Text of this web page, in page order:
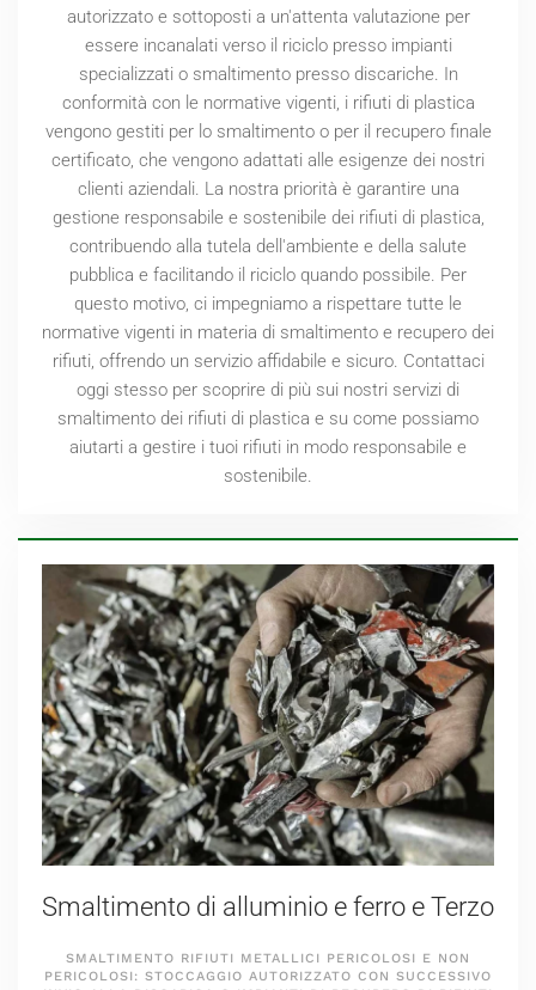
autorizzato e sottoposti a un'attenta valutazione per
essere incanalati verso il riciclo presso impianti
specializzati o smaltimento presso discariche. In
conformità con le normative vigenti, i rifiuti di plastica
vengono gestiti per lo smaltimento o per il recupero finale
certificato, che vengono adattati alle esigenze dei nostri
clienti aziendali. La nostra priorità è garantire una
gestione responsabile e sostenibile dei rifiuti di plastica,
contribuendo alla tutela dell'ambiente e della salute
pubblica e facilitando il riciclo quando possibile. Per
questo motivo, ci impegniamo a rispettare tutte le
normative vigenti in materia di smaltimento e recupero dei
rifiuti, offrendo un servizio affidabile e sicuro. Contattaci
oggi stesso per scoprire di più sui nostri servizi di
smaltimento dei rifiuti di plastica e su come possiamo
aiutarti a gestire i tuoi rifiuti in modo responsabile e
sostenibile.
Smaltimento di alluminio e ferro e Terzo
SMALTIMENTO RIFIUTI METALLICI PERICOLOSI E NON
PERICOLOSI: STOCCAGGIO AUTORIZZATO CON SUCCESSIVO